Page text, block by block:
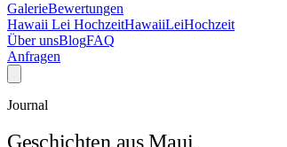
GalerieBewertungen
Hawaii Lei HochzeitHawaiiLeiHochzeit
Über unsBlogFAQ
Anfragen
Journal
Geschichten aus Maui